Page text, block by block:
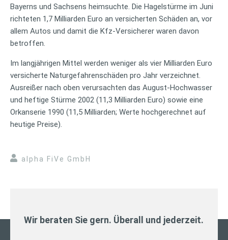
Bayerns und Sachsens heimsuchte. Die Hagelstürme im Juni
richteten 1,7 Milliarden Euro an versicherten Schäden an, vor
allem Autos und damit die Kfz-Versicherer waren davon
betroffen.
Im langjährigen Mittel werden weniger als vier Milliarden Euro
versicherte Naturgefahrenschäden pro Jahr verzeichnet.
Ausreißer nach oben verursachten das August-Hochwasser
und heftige Stürme 2002 (11,3 Milliarden Euro) sowie eine
Orkanserie 1990 (11,5 Milliarden; Werte hochgerechnet auf
heutige Preise).
alpha FiVe GmbH
Wir beraten Sie gern. Überall und jederzeit.